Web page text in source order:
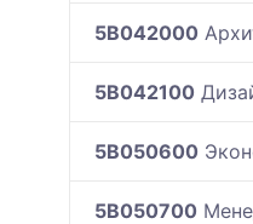
5B042000
5B042100
5B050600
5B050700